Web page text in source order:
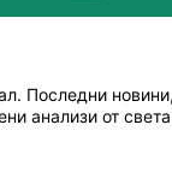
Последни
анализи от